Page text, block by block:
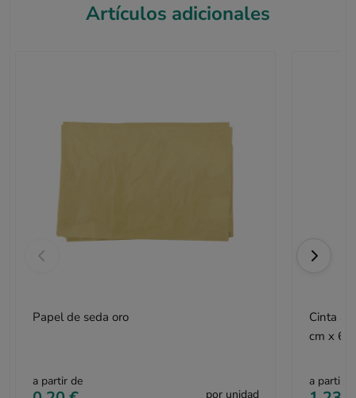
Artículos adicionales
Papel de seda oro
a partir de
por unidad
Cinta
cm x 66
a partir